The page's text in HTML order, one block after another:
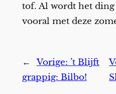
tof. Al wordt het
vooral met deze
← Vorige: ’t Blijft
grappig: Bilbo!